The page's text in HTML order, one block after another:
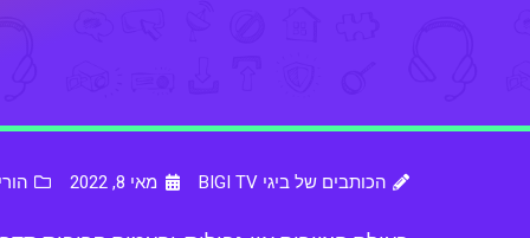
הכותבים של ביגי BIGI TV מאי 8, 2022